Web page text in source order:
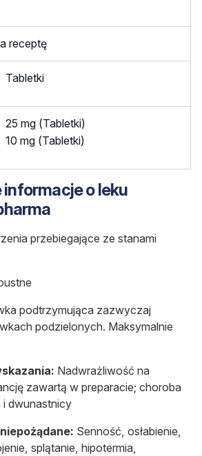
receptę
Tabletki
25 mg (Tabletki)
10 mg (Tabletki)
o leku
przebiegające ze stanami
podtrzymująca zazwyczaj
podzielonych. Maksymalnie
Nadwrażliwość na
zawartą w preparacie; choroba
i dwunastnicy
Senność, osłabienie,
splątanie, hipotermia,